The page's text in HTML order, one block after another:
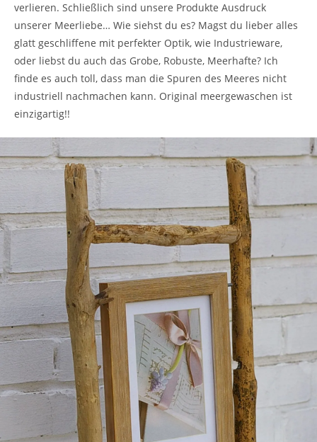
verlieren. Schließlich sind unsere Produkte Ausdruck
unserer Meerliebe… Wie siehst du es? Magst du lieber alles
glatt geschliffene mit perfekter Optik, wie Industrieware,
oder liebst du auch das Grobe, Robuste, Meerhafte? Ich
finde es auch toll, dass man die Spuren des Meeres nicht
industriell nachmachen kann. Original meergewaschen ist
einzigartig!!